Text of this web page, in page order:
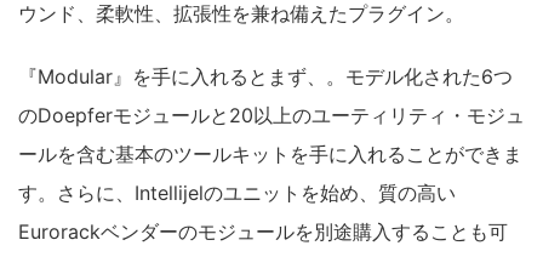
ウンド、柔軟性、拡張性を兼ね備えたプラグイン。
『Modular』を手に入れるとまず、。モデル化された6つ
のDoepferモジュールと20以上のユーティリティ・モジュ
ールを含む基本のツールキットを手に入れることができま
す。さらに、Intellijelのユニットを始め、質の高い
Eurorackベンダーのモジュールを別途購入することも可